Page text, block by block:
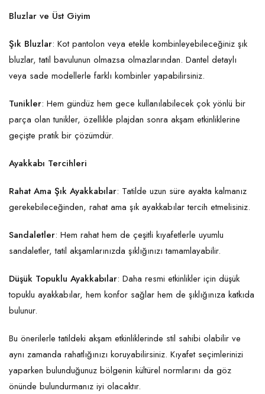
Bluzlar ve Üst Giyim
Şık Bluzlar: Kot pantolon veya etekle kombinleyebileceğiniz şık
bluzlar, tatil bavulunun olmazsa olmazlarından. Dantel detaylı
veya sade modellerle farklı kombinler yapabilirsiniz.
Tunikler: Hem gündüz hem gece kullanılabilecek çok yönlü bir
parça olan tunikler, özellikle plajdan sonra akşam etkinliklerine
geçişte pratik bir çözümdür.
Ayakkabı Tercihleri
Rahat Ama Şık Ayakkabılar: Tatilde uzun süre ayakta kalmanız
gerekebileceğinden, rahat ama şık ayakkabılar tercih etmelisiniz.
Sandaletler: Hem rahat hem de çeşitli kıyafetlerle uyumlu
sandaletler, tatil akşamlarınızda şıklığınızı tamamlayabilir.
Düşük Topuklu Ayakkabılar: Daha resmi etkinlikler için düşük
topuklu ayakkabılar, hem konfor sağlar hem de şıklığınıza katkıda
bulunur.
Bu önerilerle tatildeki akşam etkinliklerinde stil sahibi olabilir ve
aynı zamanda rahatlığınızı koruyabilirsiniz. Kıyafet seçimlerinizi
yaparken bulunduğunuz bölgenin kültürel normlarını da göz
önünde bulundurmanız iyi olacaktır.